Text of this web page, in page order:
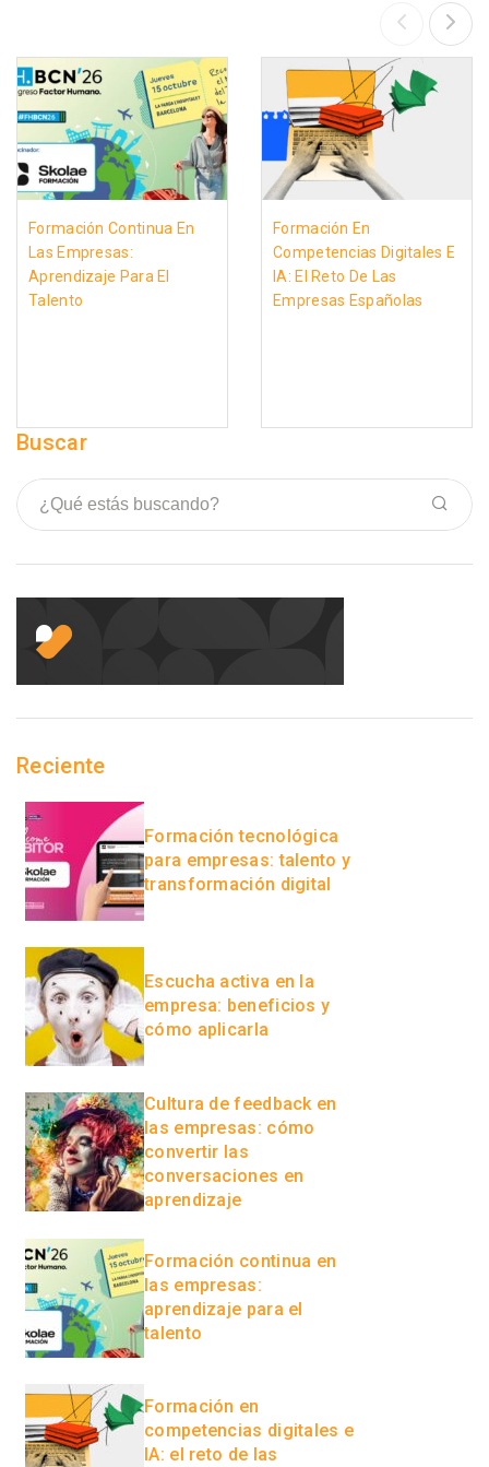
Formación Continua En
Las Empresas:
Aprendizaje Para El
Talento
Formación En
Competencias Digitales E
IA: El Reto De Las
Empresas Españolas
Buscar
Reciente
Formación tecnológica
para empresas: talento y
transformación digital
Escucha activa en la
empresa: beneficios y
cómo aplicarla
Cultura de feedback en
las empresas: cómo
convertir las
conversaciones en
aprendizaje
Formación continua en
las empresas:
aprendizaje para el
talento
Formación en
competencias digitales e
IA: el reto de las